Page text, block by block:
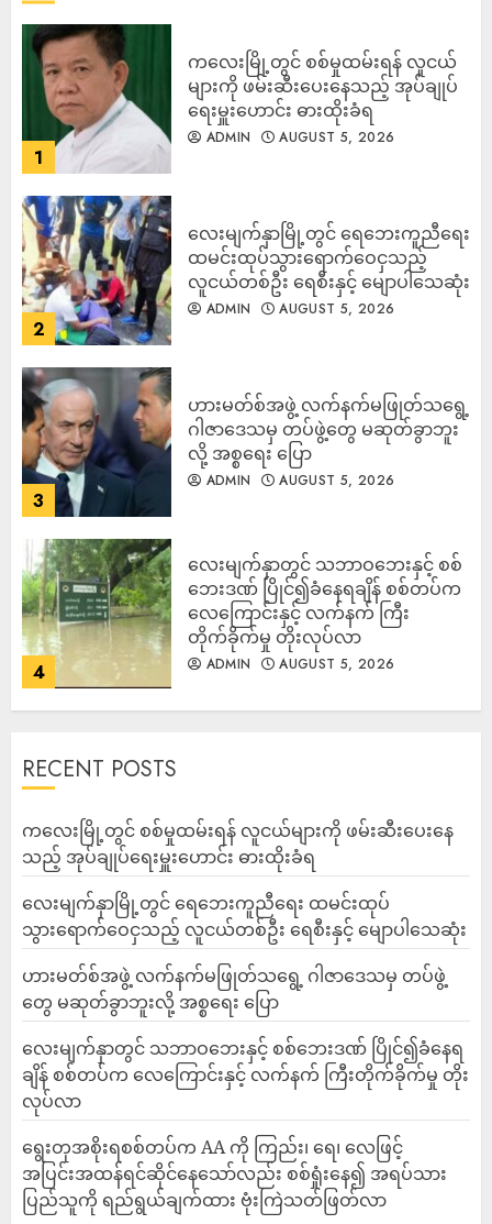
1
ကလေးမြို့တွင် စစ်မှုထမ်းရန် လူငယ်
များကို ဖမ်းဆီးပေးနေသည့် အုပ်ချုပ်
ရေးမှူးဟောင်း ဓားထိုးခံရ
ADMIN AUGUST 5, 2026
2
လေးမျက်နှာမြို့တွင် ရေဘေးကူညီရေး
ထမင်းထုပ်သွားရောက်ဝေငှသည့်
လူငယ်တစ်ဦး ရေစီးနှင့် မျောပါသေဆုံး
ADMIN AUGUST 5, 2026
3
ဟားမတ်စ်အဖွဲ့ လက်နက်မဖြုတ်သရွေ့
ဂါဇာဒေသမှ တပ်ဖွဲ့တွေ မဆုတ်ခွာဘူး
လို့ အစ္စရေး ပြော
ADMIN AUGUST 5, 2026
4
‎လေးမျက်နှာတွင် သဘာဝဘေးနှင့် စစ်
ဘေးဒဏ် ပြိုင်၍ခံနေရချိန် စစ်တပ်က
လေကြောင်းနှင့် လက်နက် ကြီး
တိုက်ခိုက်မှု တိုးလုပ်လာ
ADMIN AUGUST 5, 2026
RECENT POSTS
ကလေးမြို့တွင် စစ်မှုထမ်းရန် လူငယ်များကို ဖမ်းဆီးပေးနေ
သည့် အုပ်ချုပ်ရေးမှူးဟောင်း ဓားထိုးခံရ
လေးမျက်နှာမြို့တွင် ရေဘေးကူညီရေး ထမင်းထုပ်
သွားရောက်ဝေငှသည့် လူငယ်တစ်ဦး ရေစီးနှင့် မျောပါသေဆုံး
ဟားမတ်စ်အဖွဲ့ လက်နက်မဖြုတ်သရွေ့ ဂါဇာဒေသမှ တပ်ဖွဲ့
တွေ မဆုတ်ခွာဘူးလို့ အစ္စရေး ပြော
‎လေးမျက်နှာတွင် သဘာဝဘေးနှင့် စစ်ဘေးဒဏ် ပြိုင်၍ခံနေရ
ချိန် စစ်တပ်က လေကြောင်းနှင့် လက်နက် ကြီးတိုက်ခိုက်မှု တိုး
လုပ်လာ
ရွေးတုအစိုးရစစ်တပ်က AA ကို ကြည်း၊ ရေ၊ လေဖြင့်
အပြင်းအထန်ရင်ဆိုင်နေသော်လည်း စစ်ရှုံးနေ၍ အရပ်သား
ပြည်သူကို ရည်ရွယ်ချက်ထား ဗုံးကြဲသတ်ဖြတ်လာ